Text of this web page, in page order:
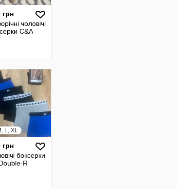
грн
чоловічі
C&A
L, XL
грн
боксерки
R